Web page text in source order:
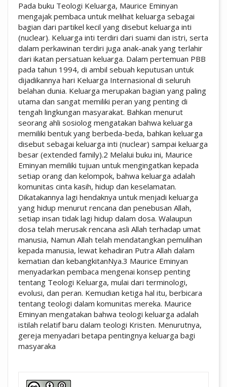
Pada buku Teologi Keluarga, Maurice Eminyan
mengajak pembaca untuk melihat keluarga sebagai
bagian dari partikel kecil yang disebut keluarga inti
(nuclear). Keluarga inti terdiri dari suami dan istri, serta
dalam perkawinan terdiri juga anak-anak yang terlahir
dari ikatan persatuan keluarga. Dalam pertemuan PBB
pada tahun 1994, di ambil sebuah keputusan untuk
dijadikannya hari Keluarga Internasional di seluruh
belahan dunia. Keluarga merupakan bagian yang paling
utama dan sangat memiliki peran yang penting di
tengah lingkungan masyarakat. Bahkan menurut
seorang ahli sosiolog mengatakan bahwa keluarga
memiliki bentuk yang berbeda-beda, bahkan keluarga
disebut sebagai keluarga inti (nuclear) sampai keluarga
besar (extended family).2 Melalui buku ini, Maurice
Eminyan memiliki tujuan untuk mengingatkan kepada
setiap orang dan kelompok, bahwa keluarga adalah
komunitas cinta kasih, hidup dan keselamatan.
Dikatakannya lagi hendaknya untuk menjadi keluarga
yang hidup menurut rencana dan penebusan Allah,
setiap insan tidak lagi hidup dalam dosa. Walaupun
dosa telah merusak rencana asli Allah terhadap umat
manusia, Namun Allah telah mendatangkan pemulihan
kepada manusia, lewat kehadiran Putra Allah dalam
kematian dan kebangkitanNya.3 Maurice Eminyan
menyadarkan pembaca mengenai konsep penting
tentang Teologi Keluarga, mulai dari terminologi,
evolusi, dan peran. Kemudian ketiga hal itu, berbicara
tentang teologi dalam komunitas mereka. Maurice
Eminyan mengatakan bahwa teologi keluarga adalah
istilah relatif baru dalam teologi Kristen. Menurutnya,
gereja menyadari betapa pentingnya keluarga bagi
masyaraka